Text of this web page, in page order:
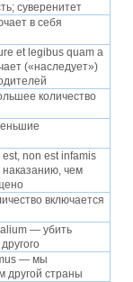
суверенитет
в себя
et legibus quam a
(«наследует»)
количество
non est infamis
чем
включается
— убить
— мы
другой страны